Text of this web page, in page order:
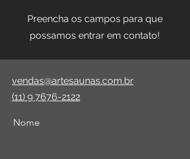
Preencha os campos para que
possamos entrar em contato!
vendas@artesaunas.com.br
(11) 9 7676-2122
Nome